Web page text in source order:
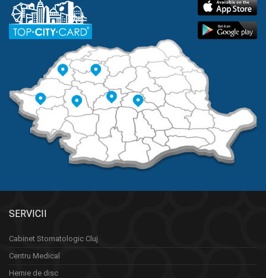
SERVICII
Cabinet Stomatologic Cluj
Centru Medical
Hernie de disc